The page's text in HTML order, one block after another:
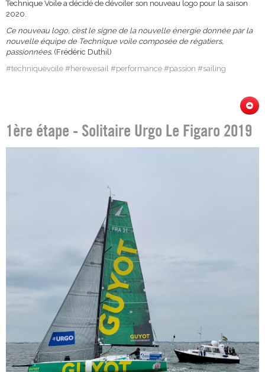
Technique Voile a décidé de dévoiler son nouveau logo pour la saison
2020.
Ce nouveau logo, c’est le signe de la nouvelle énergie donnée par la
nouvelle équipe de Technique voile composée de régatiers,
passionnées. (Frédéric Duthil)
#techniquevoile #herewesail #performance #passion #sailing
1ère étape - Solitaire Urgo Le Figaro 2019